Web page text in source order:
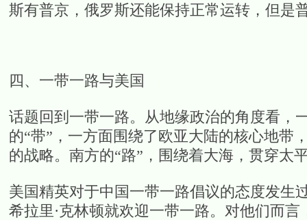
斯有普京，俄罗斯还能保持正常运转，但是
四、一带一路与美国
话题回到一带一路。从地缘政治的角度看，
的“带”，一方面围绕了欧亚大陆的核心地带
的战略。南方的“路”，围绕着大海，贯穿太
美国精英对于中国一带一路倡议的态度发生
希拉里·克林顿就欢迎一带一路。对他们而